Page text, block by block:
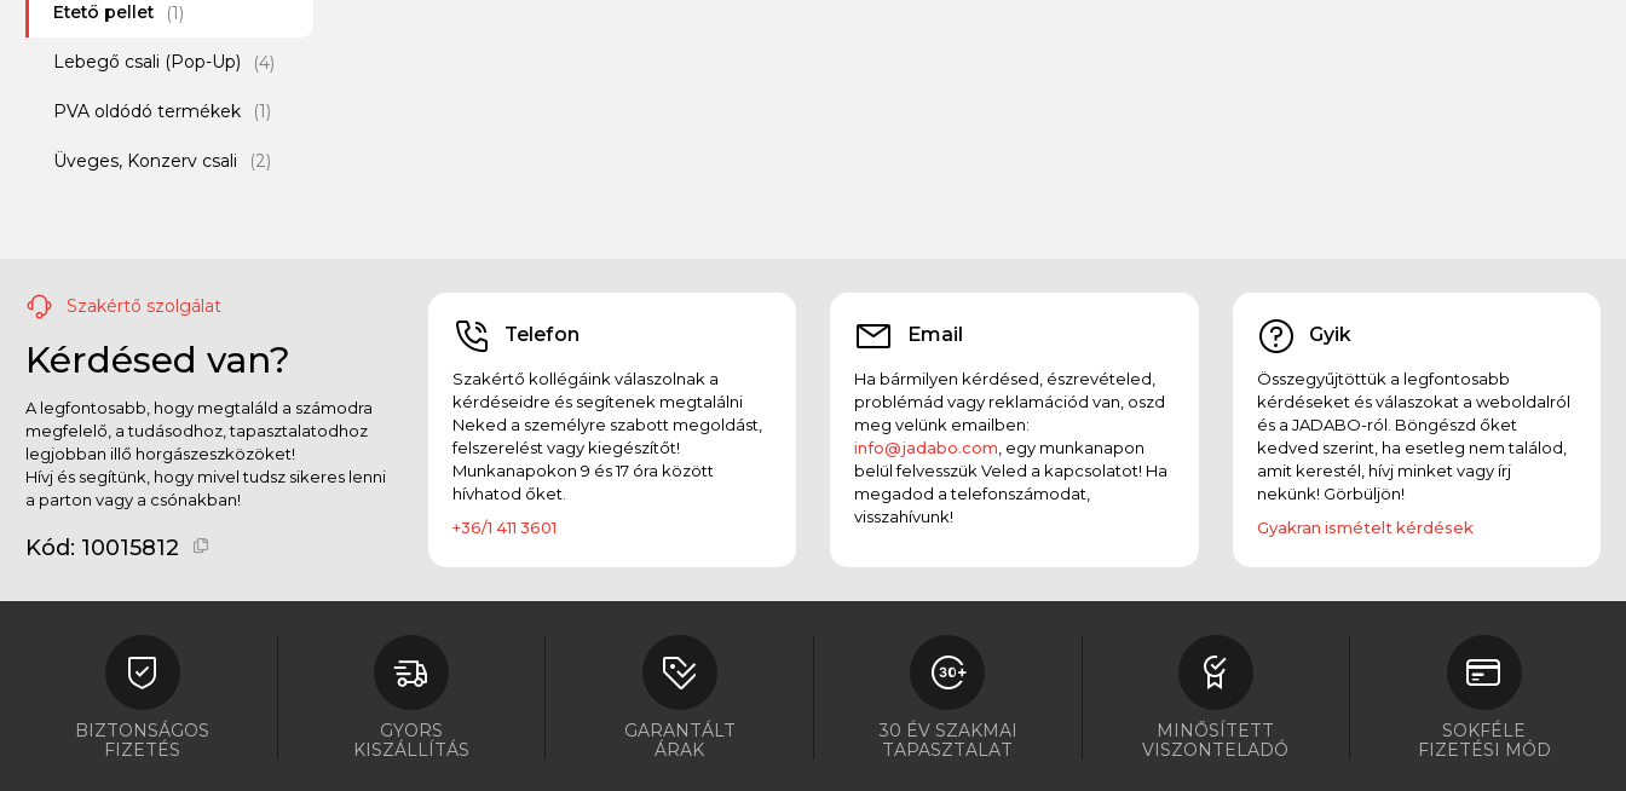
Etető pellet (1)
Lebegő csali (Pop-Up) (4)
PVA oldódó termékek (1)
Üveges, Konzerv csali (2)
Szakértő szolgálat
Kérdésed van?
A legfontosabb, hogy megtaláld a számodra
megfelelő, a tudásodhoz, tapasztalatodhoz
legjobban illő horgászeszközöket!
Hívj és segítünk, hogy mivel tudsz sikeres lenni
a parton vagy a csónakban!
Kód: 10015812
Telefon
Szakértő kollégáink válaszolnak a
kérdéseidre és segítenek megtalálni
Neked a személyre szabott megoldást,
felszerelést vagy kiegészítőt!
Munkanapokon 9 és 17 óra között
hívhatod őket.
+36/1 411 3601
Email
Ha bármilyen kérdésed, észrevételed,
problémád vagy reklamációd van, oszd
meg velünk emailben:
info@jadabo.com , egy munkanapon
belül felvesszük Veled a kapcsolatot! Ha
megadod a telefonszámodat,
visszahívunk!
Gyik
Összegyűjtöttük a legfontosabb
kérdéseket és válaszokat a weboldalról
és a JADABO-ról. Böngészd őket
kedved szerint, ha esetleg nem találod,
amit kerestél, hívj minket vagy írj
nekünk! Görbüljön!
Gyakran ismételt kérdések
BIZTONSÁGOS
FIZETÉS
GYORS
KISZÁLLÍTÁS
GARANTÁLT
ÁRAK
30 ÉV SZAKMAI
TAPASZTALAT
MINŐSÍTETT
VISZONTELADÓ
SOKFÉLE
FIZETÉSI MÓD